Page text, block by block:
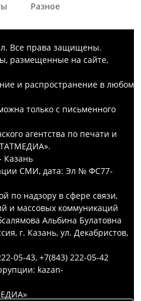
Разное
Все права защищены.
размещенные на сайте,
и распространение в любом
только с письменного
агентства по печати и
Казань
СМИ, дата: Эл № ФС77-
по надзору в сфере связи,
и массовых коммуникаций
Альбина Булатовна
г. Казань, ул. Декабристов,
05-43, +7(843) 222-05-42
kazan-